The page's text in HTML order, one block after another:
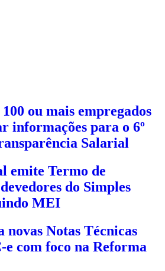
ou mais empregados
informações para o 6º
Salarial
emite Termo de
do Simples
MEI
novas Notas Técnicas
e com foco na Reforma